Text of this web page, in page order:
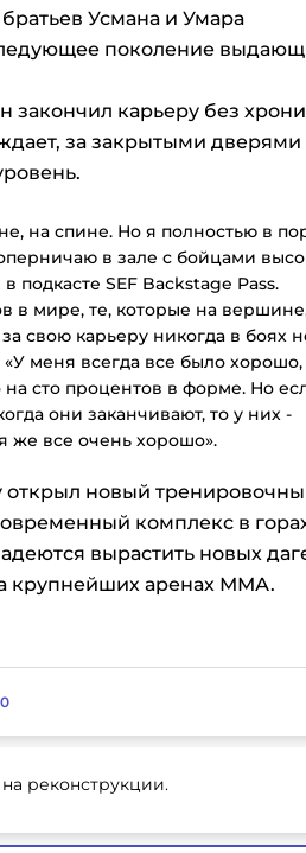
Усмана и Умара
поколение
закончил карьеру без
за закрытыми
на спине. Но я полностью в
в зале с бойцами
подкасте SEF Backstage Pass.
в мире, те, которые на
свою карьеру никогда в боях
меня всегда все было
сто процентов в форме. Но
они заканчивают, то у них -
же все очень хорошо».
новый
комплекс в
вырастить новых
крупнейших аренах ММА.
0
реконструкции.